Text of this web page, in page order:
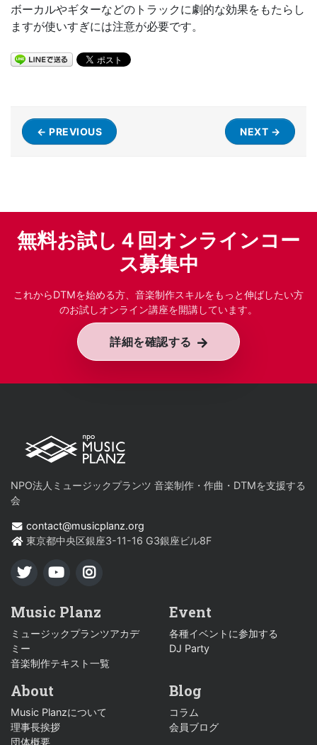
ボーカルやギターなどのトラックに劇的な効果をもたらし
ますが使いすぎには注意が必要です。
← PREVIOUS NEXT →
無料お試し４回オンラインコー
ス募集中
これからDTMを始める方、音楽制作スキルをもっと伸ばしたい方
のお試しオンライン講座を開講しています。
詳細を確認する
NPO法人ミュージックプランツ 音楽制作・作曲・DTMを支援する
会
contact@musicplanz.org
東京都中央区銀座3-11-16 G3銀座ビル8F
TWITTERYOUTUBE
INSTAGRAM
Music Planz
ミュージックプランツアカデ
ミー
音楽制作テキスト一覧
Event
各種イベントに参加する
DJ Party
About
Music Planzについて
理事長挨拶
団体概要
Blog
コラム
会員ブログ